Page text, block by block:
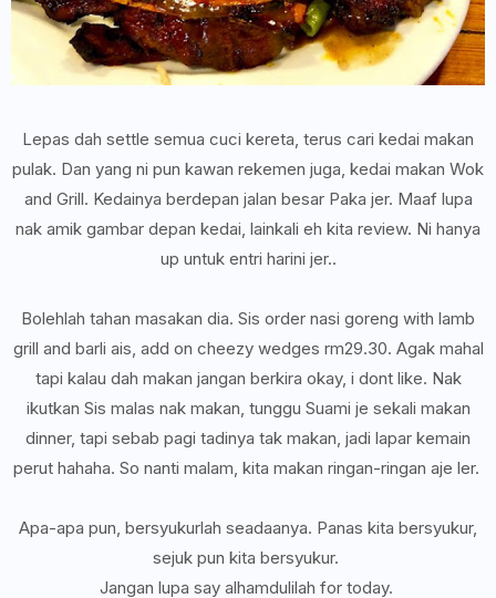
Lepas dah settle semua cuci kereta, terus cari kedai makan
pulak. Dan yang ni pun kawan rekemen juga, kedai makan Wok
and Grill. Kedainya berdepan jalan besar Paka jer. Maaf lupa
nak amik gambar depan kedai, lainkali eh kita review. Ni hanya
up untuk entri harini jer..
Bolehlah tahan masakan dia. Sis order nasi goreng with lamb
grill and barli ais, add on cheezy wedges rm29.30. Agak mahal
tapi kalau dah makan jangan berkira okay, i dont like. Nak
ikutkan Sis malas nak makan, tunggu Suami je sekali makan
dinner, tapi sebab pagi tadinya tak makan, jadi lapar kemain
perut hahaha. So nanti malam, kita makan ringan-ringan aje ler.
Apa-apa pun, bersyukurlah seadaanya. Panas kita bersyukur,
sejuk pun kita bersyukur.
Jangan lupa say alhamdulilah for today.